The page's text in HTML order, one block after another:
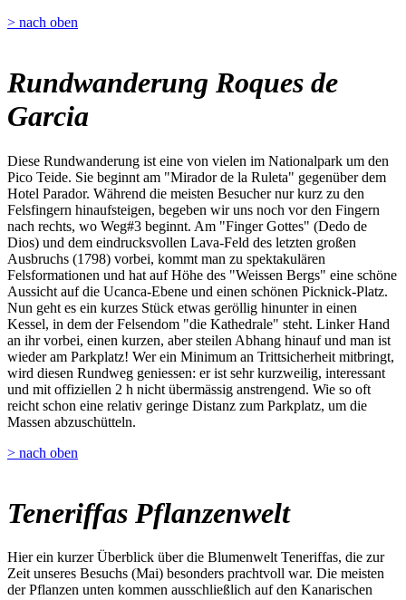
> nach oben
Rundwanderung Roques de
Garcia
Diese Rundwanderung ist eine von vielen im Nationalpark um den
Pico Teide. Sie beginnt am "Mirador de la Ruleta" gegenüber dem
Hotel Parador. Während die meisten Besucher nur kurz zu den
Felsfingern hinaufsteigen, begeben wir uns noch vor den Fingern
nach rechts, wo Weg#3 beginnt. Am "Finger Gottes" (Dedo de
Dios) und dem eindrucksvollen Lava-Feld des letzten großen
Ausbruchs (1798) vorbei, kommt man zu spektakulären
Felsformationen und hat auf Höhe des "Weissen Bergs" eine schöne
Aussicht auf die Ucanca-Ebene und einen schönen Picknick-Platz.
Nun geht es ein kurzes Stück etwas geröllig hinunter in einen
Kessel, in dem der Felsendom "die Kathedrale" steht. Linker Hand
an ihr vorbei, einen kurzen, aber steilen Abhang hinauf und man ist
wieder am Parkplatz! Wer ein Minimum an Trittsicherheit mitbringt,
wird diesen Rundweg geniessen: er ist sehr kurzweilig, interessant
und mit offiziellen 2 h nicht übermässig anstrengend. Wie so oft
reicht schon eine relativ geringe Distanz zum Parkplatz, um die
Massen abzuschütteln.
> nach oben
Teneriffas Pflanzenwelt
Hier ein kurzer Überblick über die Blumenwelt Teneriffas, die zur
Zeit unseres Besuchs (Mai) besonders prachtvoll war. Die meisten
der Pflanzen unten kommen ausschließlich auf den Kanarischen